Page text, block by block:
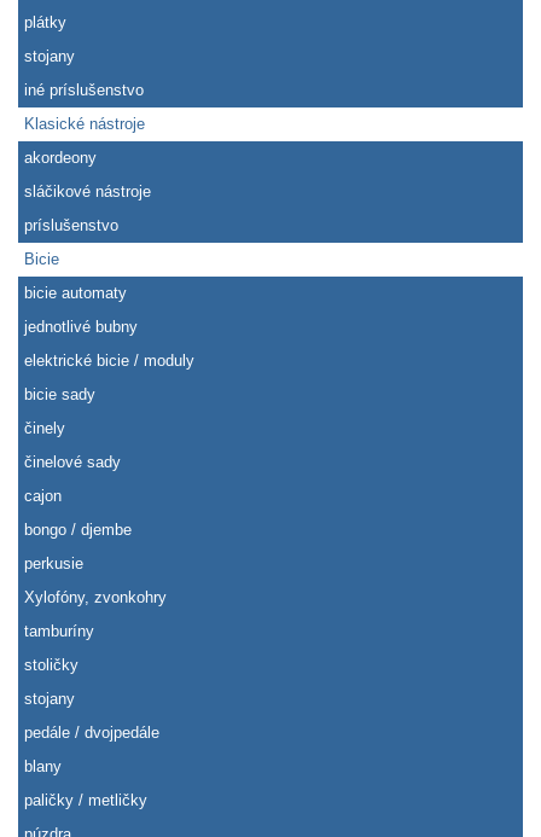
plátky
stojany
iné príslušenstvo
Klasické nástroje
akordeony
sláčikové nástroje
príslušenstvo
Bicie
bicie automaty
jednotlivé bubny
elektrické bicie / moduly
bicie sady
činely
činelové sady
cajon
bongo / djembe
perkusie
Xylofóny, zvonkohry
tamburíny
stoličky
stojany
pedále / dvojpedále
blany
paličky / metličky